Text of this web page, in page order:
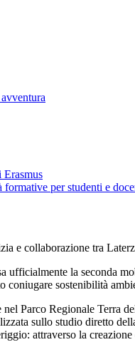
per studenti e
e collaborazione tra
ufficialmente la seconda
coniugare sostenibilità
Parco Regionale Terra
sullo studio diretto
attraverso la